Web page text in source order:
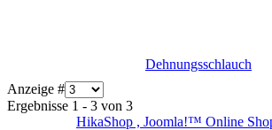
Dehnungsschlauch
Anzeige #
Ergebnisse 1 - 3 von 3
HikaShop , Joomla!™ Online